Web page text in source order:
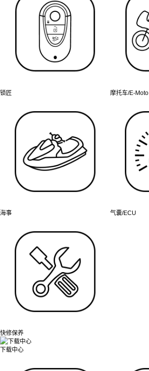
锁匠 摩托车/E-Moto
海事 气囊/ECU
快修保养
下载中心